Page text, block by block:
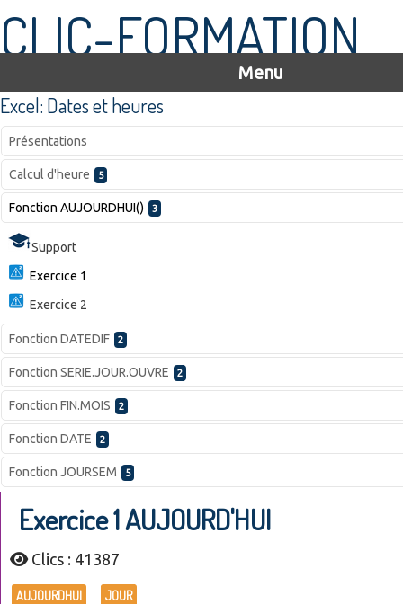
CLIC-FORMATION
Menu
Excel: Dates et heures
Présentations
Calcul d'heure 5
Fonction AUJOURDHUI() 3
Support
Exercice 1
Exercice 2
Fonction DATEDIF 2
Fonction SERIE.JOUR.OUVRE 2
Fonction FIN.MOIS 2
Fonction DATE 2
Fonction JOURSEM 5
Exercice 1 AUJOURD'HUI
Clics : 41387
AUJOURDHUI JOUR